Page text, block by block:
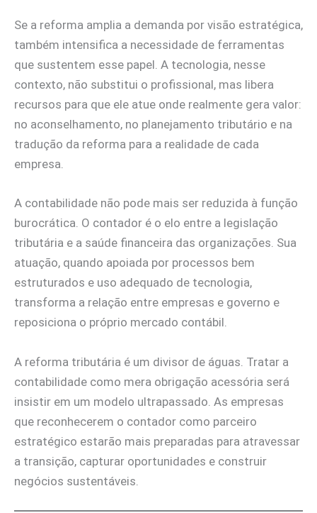
Se a reforma amplia a demanda por visão estratégica,
também intensifica a necessidade de ferramentas
que sustentem esse papel. A tecnologia, nesse
contexto, não substitui o profissional, mas libera
recursos para que ele atue onde realmente gera valor:
no aconselhamento, no planejamento tributário e na
tradução da reforma para a realidade de cada
empresa.
A contabilidade não pode mais ser reduzida à função
burocrática. O contador é o elo entre a legislação
tributária e a saúde financeira das organizações. Sua
atuação, quando apoiada por processos bem
estruturados e uso adequado de tecnologia,
transforma a relação entre empresas e governo e
reposiciona o próprio mercado contábil.
A reforma tributária é um divisor de águas. Tratar a
contabilidade como mera obrigação acessória será
insistir em um modelo ultrapassado. As empresas
que reconhecerem o contador como parceiro
estratégico estarão mais preparadas para atravessar
a transição, capturar oportunidades e construir
negócios sustentáveis.